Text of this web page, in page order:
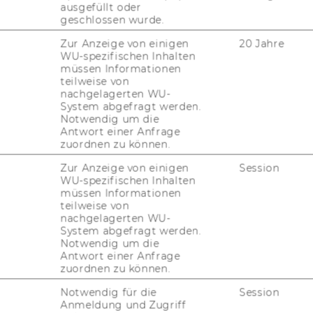
auf die Aus­lands­in­ves­ti­tio­nen
unter be­stimm­ten Be­din­
Un­ter­neh­men im Gast­
über ihre Hei­mat
die Wirt­schafts­be­zie­hun­gen in
so eine ak­tu­el­le Stu­die der Wirt­
Jonas Puck, Lei­ter des
In­sti­tuts
Wirt­schafts­uni­ver­si­tät Wien (WU), und sei­
und Tho­mas Lind­ner zeigt, dass das
den Ziel­län­dern der Schlüs­sel für in­ter­
ist.
Mi­gran­tin­nen und Mi­gran­ten in der
der Spra­che, Wirt­schaft, Kul­tur,
der Ge­schäfts­prak­ti­ken ihrer Hei­mat­län­
ausgefüllt oder
geschlossen wurde.
Zur Anzeige von einigen
WU-spezifischen Inhalten
müssen Informationen
teilweise von
nachgelagerten WU-
System abgefragt werden.
Notwendig um die
Antwort einer Anfrage
zuordnen zu können.
20 Jahre
Zur Anzeige von einigen
WU-spezifischen Inhalten
müssen Informationen
teilweise von
nachgelagerten WU-
System abgefragt werden.
Notwendig um die
Antwort einer Anfrage
zuordnen zu können.
Session
Notwendig für die
Anmeldung und Zugriff
Session